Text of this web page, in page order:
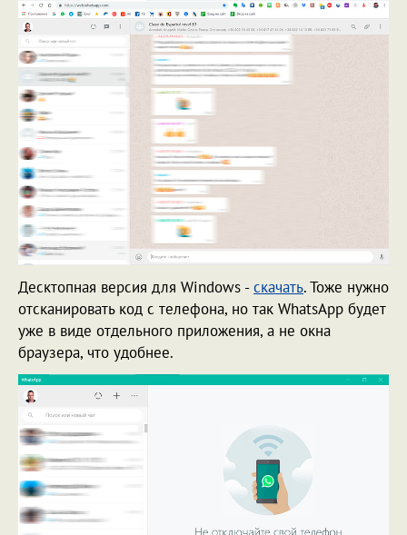
Десктопная версия для Windows -скачать. Тоже нужно
отсканировать код с телефона, но так WhatsApp будет
уже в виде отдельного приложения, а не окна
браузера, что удобнее.